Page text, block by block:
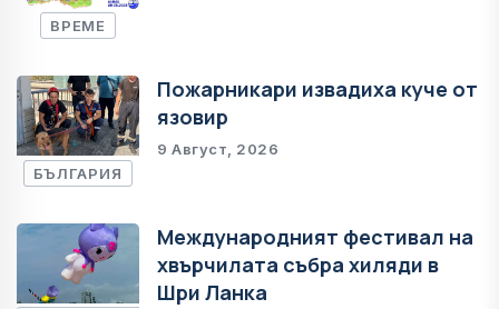
ВРЕМЕ
БЪЛГАРИЯ
Пожарникари извадиха куче от
язовир
9 Август, 2026
Международният фестивал на
хвърчилата събра хиляди в
Шри Ланка